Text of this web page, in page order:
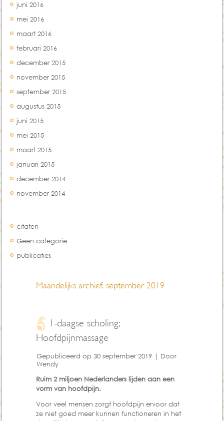
juni 2016
mei 2016
maart 2016
februari 2016
december 2015
november 2015
september 2015
augustus 2015
juni 2015
mei 2015
maart 2015
januari 2015
december 2014
november 2014
citaten
Geen categorie
publicaties
Maandelijks archief:september 2019
1-daagse scholing;
Hoofdpijnmassage
Gepubliceerd op30 september 2019 | Door
Wendy
Ruim 2 miljoen Nederlanders lijden aan een
vorm van hoofdpijn.
Voor veel mensen zorgt hoofdpijn ervoor dat
ze niet goed meer kunnen functioneren in het